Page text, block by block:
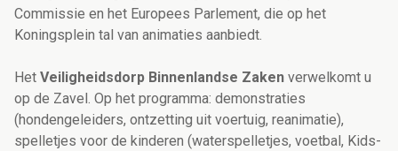
Commissie en het Europees Parlement, die op het
Koningsplein tal van animaties aanbiedt.
Het Veiligheidsdorp Binnenlandse Zaken verwelkomt u
op de Zavel. Op het programma: demonstraties
(hondengeleiders, ontzetting uit voertuig, reanimatie),
spelletjes voor de kinderen (waterspelletjes, voetbal, Kids-